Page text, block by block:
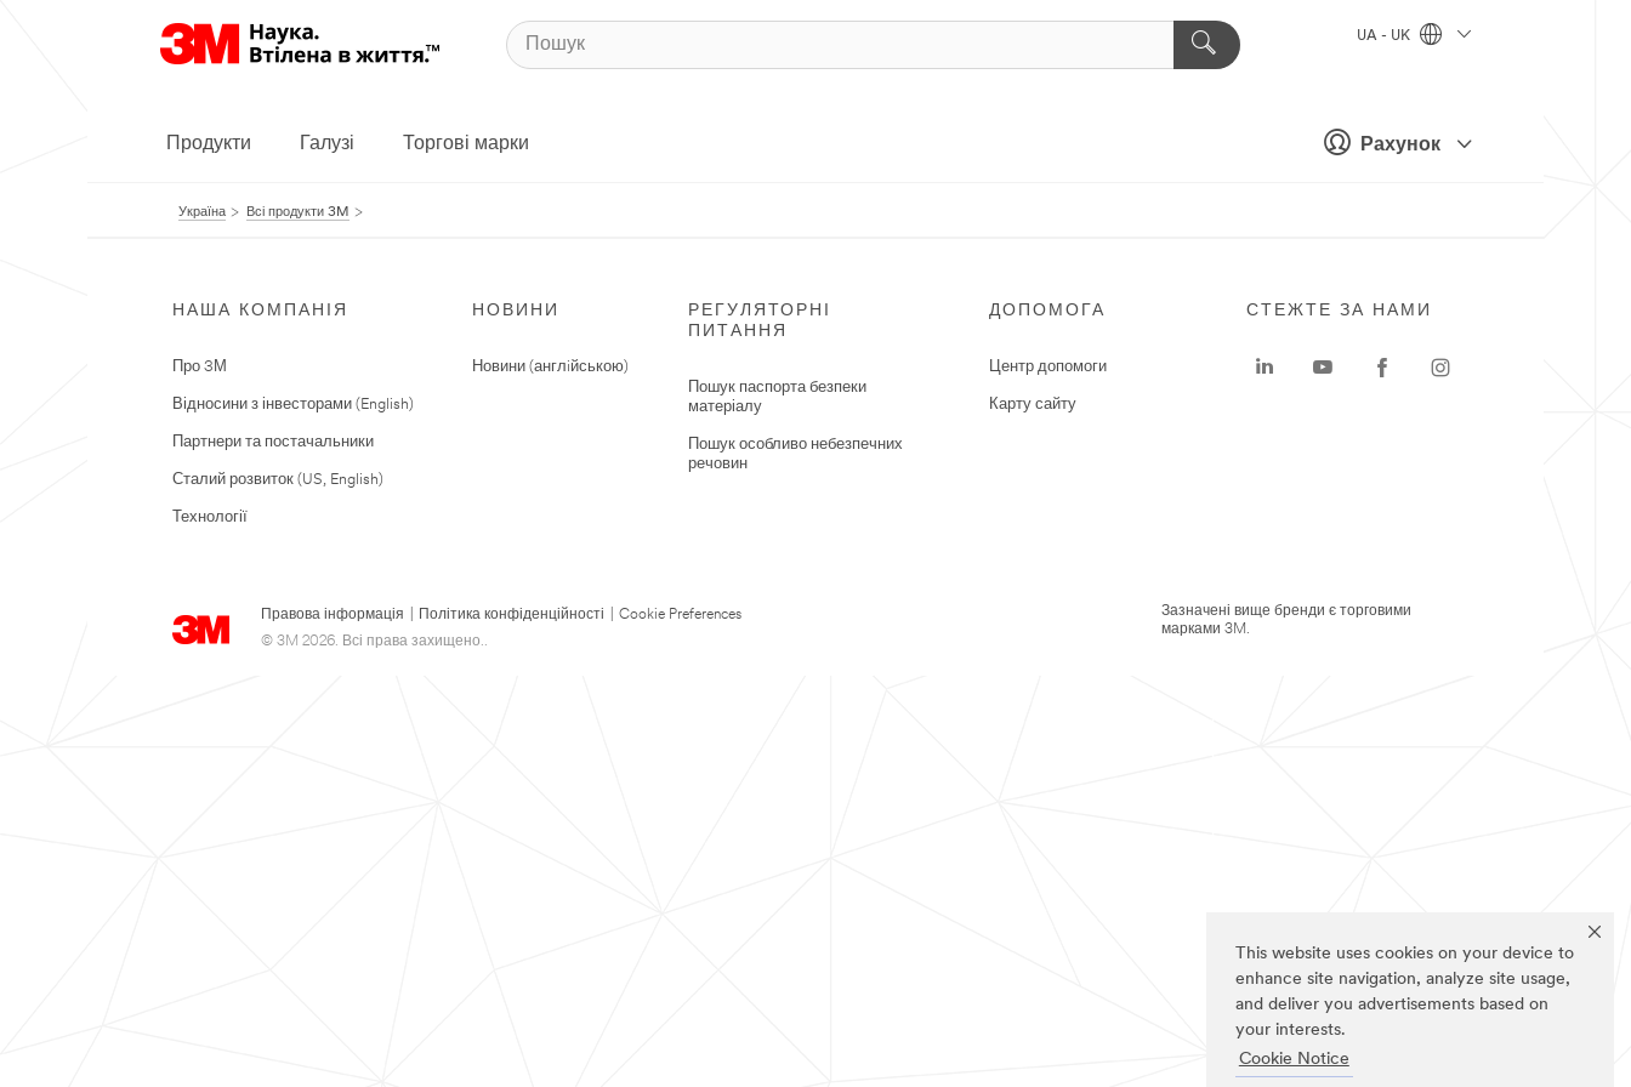
This website uses cookies on your device to
enhance site navigation, analyze site usage,
and deliver you advertisements based on
your interests.
Cookie Notice
Рахунок
UA - UK
Продукти Галузі Торгові марки
Україна Всі продукти 3M
НАША КОМПАНІЯ
Про 3М
Відносини з інвесторами (English)
Партнери та постачальники
Сталий розвиток (US, English)
Технології
НОВИНИ
Новини (англiйською)
РЕГУЛЯТОРНІ
ПИТАННЯ
Пошук паспорта безпеки
матеріалу
Пошук особливо небезпечних
речовин
ДОПОМОГА
Центр допомоги
Карту сайту
Правова інформація Політика конфіденційності
Cookie Preferences
© 3M 2026. Всі права захищено..
СТЕЖТЕ ЗА НАМИ
Зазначені вище бренди є торговими
марками 3M.